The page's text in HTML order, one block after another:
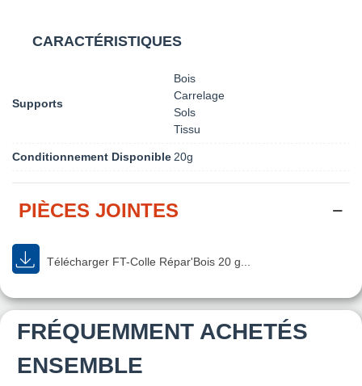
CARACTÉRISTIQUES
Supports
Bois
Carrelage
Sols
Tissu
Conditionnement Disponible 20g
PIÈCES JOINTES
Télécharger FT-Colle Répar'Bois 20 g...
FRÉQUEMMENT ACHETÉS
ENSEMBLE